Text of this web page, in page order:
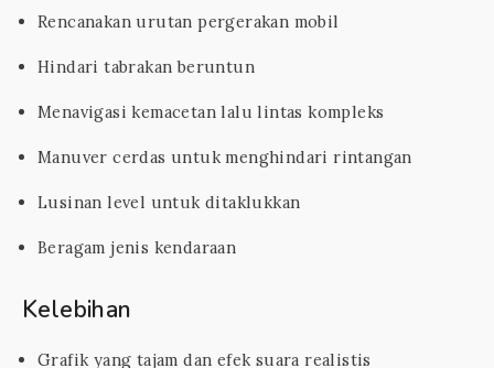
Rencanakan urutan pergerakan mobil
Hindari tabrakan beruntun
Menavigasi kemacetan lalu lintas kompleks
Manuver cerdas untuk menghindari rintangan
Lusinan level untuk ditaklukkan
Beragam jenis kendaraan
Kelebihan
Grafik yang tajam dan efek suara realistis